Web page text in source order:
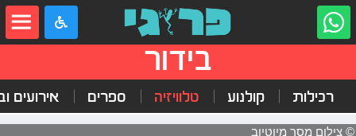
בידור
רכילות קולנוע טלוויזיה ספרים אירועים
© צילום מסך מיוטיוב